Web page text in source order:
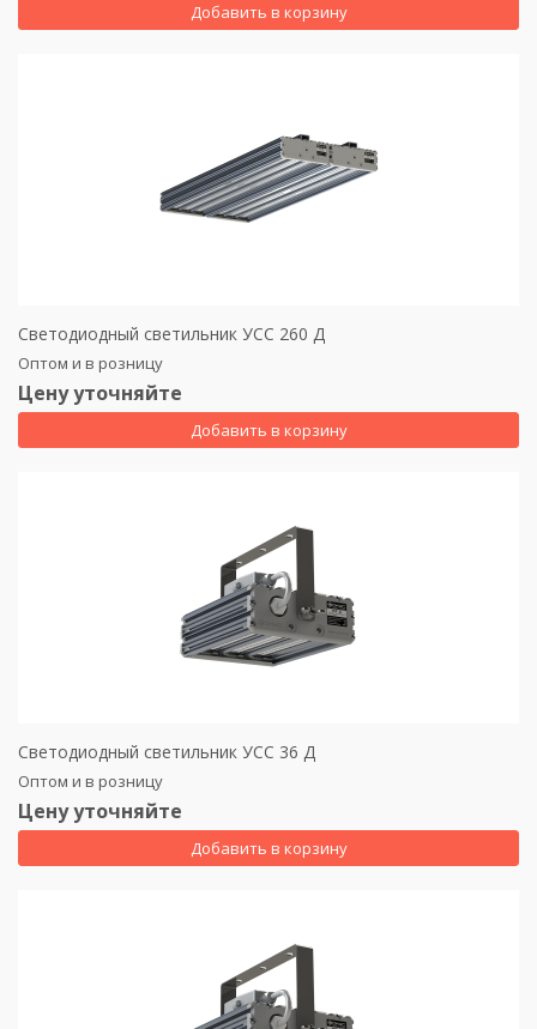
Добавить в корзину
Светодиодный светильник УСС 260 Д
Оптом и в розницу
Цену уточняйте
Добавить в корзину
Светодиодный светильник УСС 36 Д
Оптом и в розницу
Цену уточняйте
Добавить в корзину